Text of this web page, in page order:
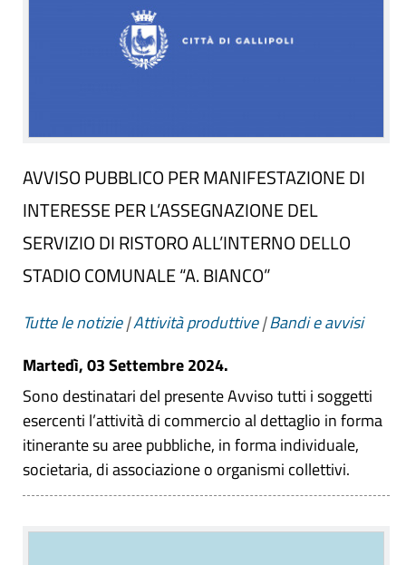
AVVISO PUBBLICO PER MANIFESTAZIONE DI
INTERESSE PER L’ASSEGNAZIONE DEL
SERVIZIO DI RISTORO ALL’INTERNO DELLO
STADIO COMUNALE “A. BIANCO”
Tutte le notizie|Attività produttive|Bandi e avvisi
Martedì, 03 Settembre 2024.
Sono destinatari del presente Avviso tutti i soggetti
esercenti l’attività di commercio al dettaglio in forma
itinerante su aree pubbliche, in forma individuale,
societaria, di associazione o organismi collettivi.